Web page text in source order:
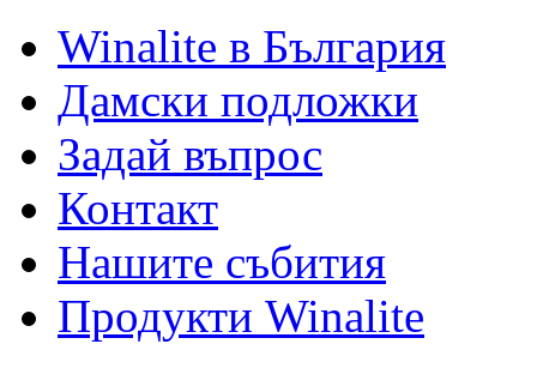
Winalite в България
Дамски подложки
Задай въпрос
Контакт
Нашите събития
Продукти Winalite